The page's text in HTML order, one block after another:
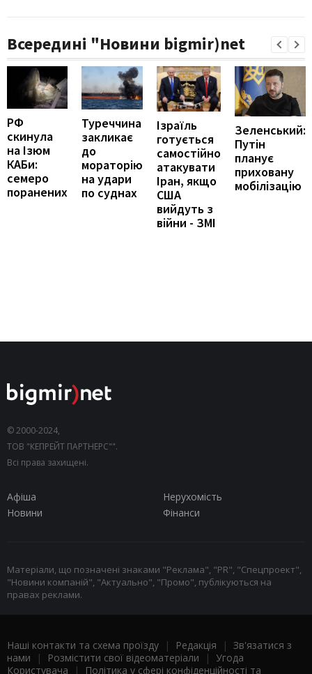
Всередині "Новини bigmir)net
РФ
скинула
на Ізюм
КАБи:
семеро
поранених
Туреччина
закликає
до
мораторію
на удари
по суднах
Ізраїль
готується
самостійно
атакувати
Іран, якщо
США
вийдуть з
війни - ЗМІ
Зеленський:
Путін
планує
приховану
мобілізацію
© 2000-2024,
ТОВ "КЕПРЕЙТ ПАРТНЕРС"".
Всі права захищені.
Афіша
Нерухомість
Новини
Фінанси
Матеріали, що позначені знаками "Реклама", "PR", "Спецпроект",
"Новини компаній", "Актуально", "Промо", публікуються на
правах реклами.
Наші контакти та схема проїзду | Редакція | Зв'язатися з
нами | Розмістити свої відеоматеріали | Угода
Користувача | Політика у сфері конфіденційності та